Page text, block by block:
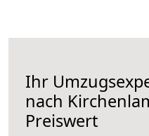
Ihr
nach
Preiswert